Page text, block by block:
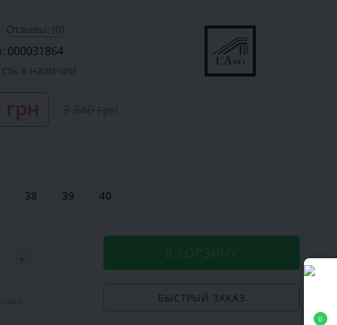
0
Отзывы: (0)
000031864
в наличии
грн
38 39 40
+ В КОРЗИНУ
БЫСТРЫЙ ЗАКАЗ